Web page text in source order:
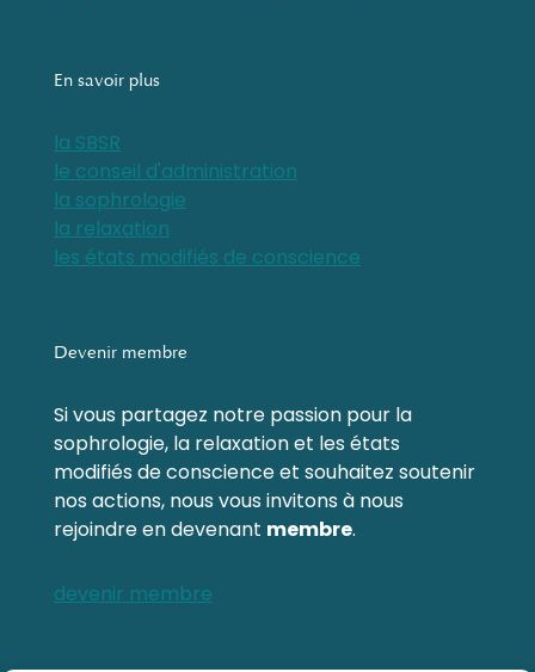
En savoir plus
la SBSR
le conseil d'administration
la sophrologie
la relaxation
les états modifiés de conscience
Devenir membre
Si vous partagez notre passion pour la
sophrologie, la relaxation et les états
modifiés de conscience et souhaitez soutenir
nos actions, nous vous invitons à nous
rejoindre en devenant membre.
devenir membre